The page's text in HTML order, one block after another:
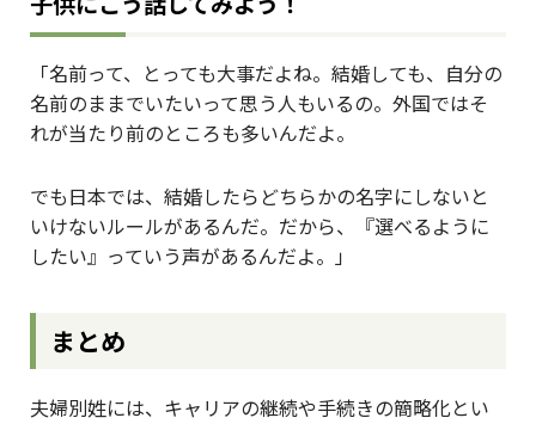
「名前って、とっても大事だよね。結婚しても、自分の
名前のままでいたいって思う人もいるの。外国ではそ
れが当たり前のところも多いんだよ。
でも日本では、結婚したらどちらかの名字にしないと
いけないルールがあるんだ。だから、『選べるように
したい』っていう声があるんだよ。」
まとめ
夫婦別姓には、キャリアの継続や手続きの簡略化とい